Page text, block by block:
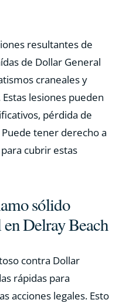
resultantes de
de Dollar General
craneales y
lesiones pueden
pérdida de
tener derecho a
cubrir estas
sólido
Delray Beach
contra Dollar
rápidas para
acciones legales. Esto